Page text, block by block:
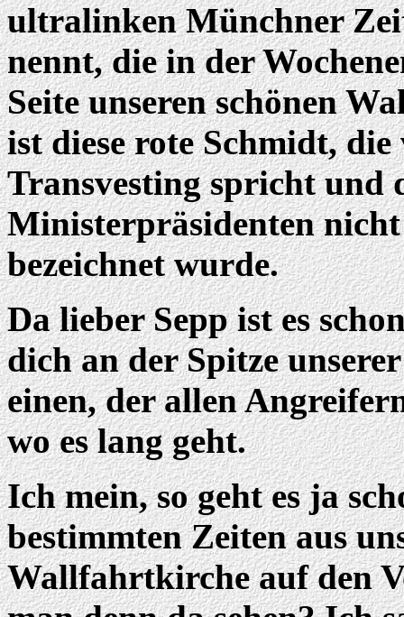
ultralinken Münchner
nennt, die in der
Seite unseren schönen
ist diese rote Schmidt,
Transvesting spricht und
Ministerpräsidenten
bezeichnet wurde.
Da lieber Sepp ist es
dich an der Spitze
einen, der allen
wo es lang geht.
Ich mein, so geht es ja
bestimmten Zeiten aus
Wallfahrtkirche auf den